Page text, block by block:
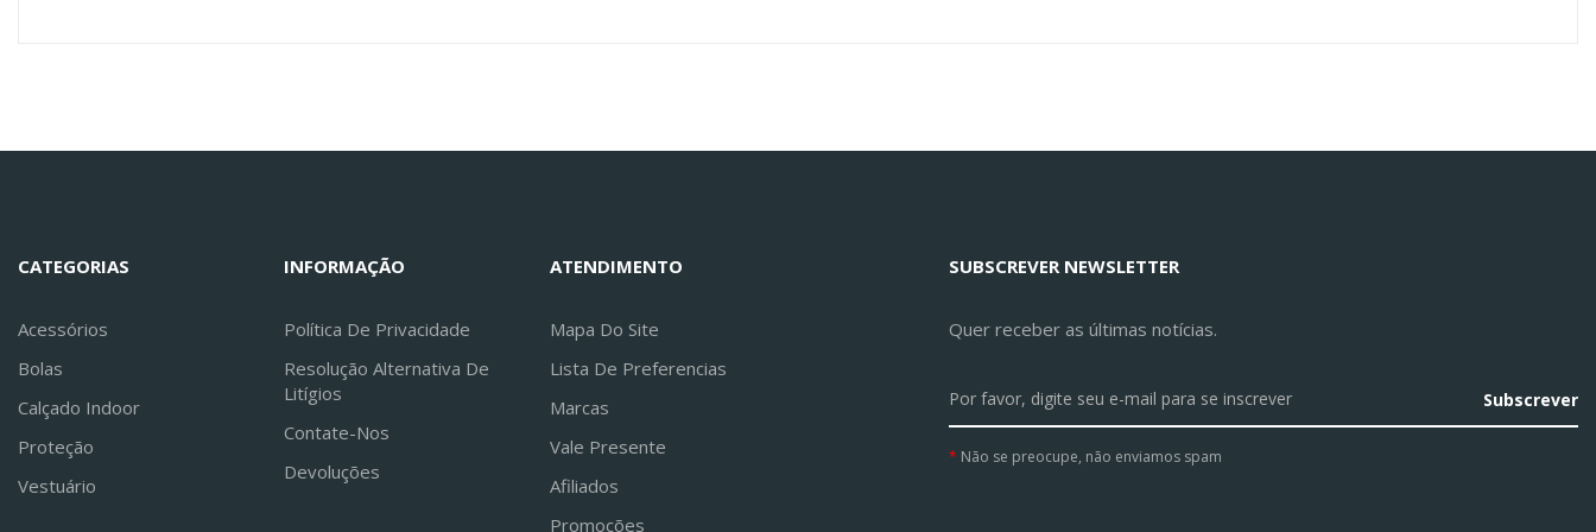
CATEGORIAS
Acessórios
Bolas
Calçado Indoor
Proteção
Vestuário
INFORMAÇÃO
Política De Privacidade
Resolução Alternativa De
Litígios
Contate-Nos
Devoluções
ATENDIMENTO
Mapa Do Site
Lista De Preferencias
Marcas
Vale Presente
Afiliados
Promoções
SUBSCREVER NEWSLETTER
Quer receber as últimas notícias.
Subscrever
Não se preocupe, não enviamos spam